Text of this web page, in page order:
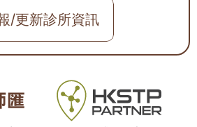
/更新診所資訊